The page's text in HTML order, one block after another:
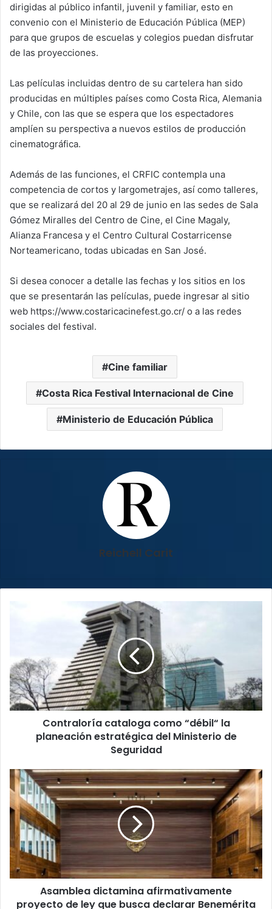
dirigidas al público infantil, juvenil y familiar, esto en
convenio con el Ministerio de Educación Pública (MEP)
para que grupos de escuelas y colegios puedan disfrutar
de las proyecciones.
Las películas incluidas dentro de su cartelera han sido
producidas en múltiples países como Costa Rica, Alemania
y Chile, con las que se espera que los espectadores
amplíen su perspectiva a nuevos estilos de producción
cinematográfica.
Además de las funciones, el CRFIC contempla una
competencia de cortos y largometrajes, así como talleres,
que se realizará del 20 al 29 de junio en las sedes de Sala
Gómez Miralles del Centro de Cine, el Cine Magaly,
Alianza Francesa y el Centro Cultural Costarricense
Norteamericano, todas ubicadas en San José.
Si desea conocer a detalle las fechas y los sitios en los
que se presentarán las películas, puede ingresar al sitio
web https://www.costaricacinefest.go.cr/ o a las redes
sociales del festival.
Cine familiar
Costa Rica Festival Internacional de Cine
Ministerio de Educación Pública
Reichell Carit
planeación
estratégica
del
Ministerio
Seguridad
Contraloría cataloga como “débil“ la
planeación estratégica del Ministerio de
Seguridad
Asamblea
dictamina
afirmativamente
proyecto
de
ley
que
busca
declarar
Benemérita
de
Asamblea dictamina afirmativamente
proyecto de ley que busca declarar Benemérita